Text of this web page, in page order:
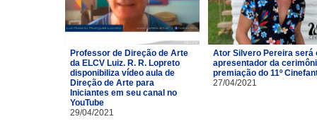
Professor de Direção de Arte
da ELCV Luiz. R. R. Lopreto
disponibiliza vídeo aula de
Direção de Arte para
Iniciantes em seu canal no
YouTube
29/04/2021
Ator Silvero Pereira será
apresentador da
premiação do 11º
27/04/2021